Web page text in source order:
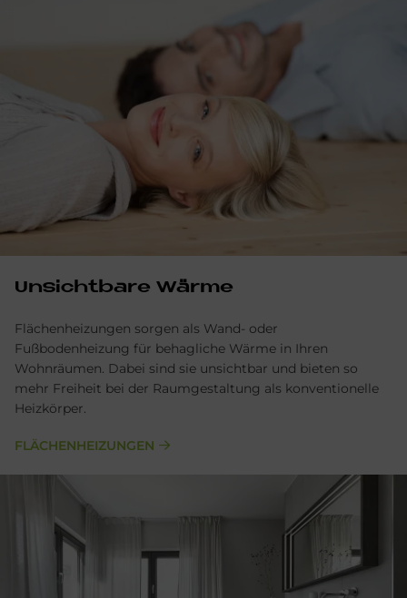
Unsichtbare Wärme
Flächenheizungen sorgen als Wand- oder
Fußbodenheizung für behagliche Wärme in Ihren
Wohnräumen. Dabei sind sie unsichtbar und bieten so
mehr Freiheit bei der Raumgestaltung als konventionelle
Heizkörper.
FLÄCHENHEIZUNGEN